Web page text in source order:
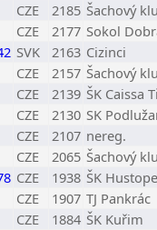
CZE 2185 Šachový
CZE 2177 Sokol
SVK 2163 Cizinci
CZE 2157 Šachový
CZE 2139 ŠK Caissa
CZE 2130 SK
CZE 2107 nereg.
CZE 2065 Šachový
CZE 1938 ŠK
CZE 1907 TJ Pankrác
CZE 1884 ŠK Kuřim